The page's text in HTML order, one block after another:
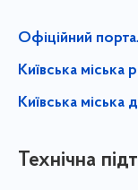
Офіційний
Київська міська
Київська міська
Технічна